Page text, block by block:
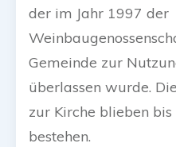
der im Jahr 1997 der
Gemeinde zur
überlassen wurde.
zur Kirche blieben
bestehen.